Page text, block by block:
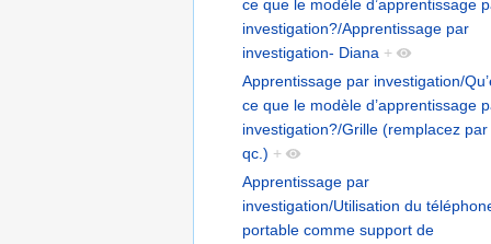
ce que le modèle d’apprentissage
investigation?/Apprentissage par
investigation- Diana +
Apprentissage par investigation/
ce que le modèle d’apprentissage
investigation?/Grille (remplacez par
qc.) +
Apprentissage par
investigation/Utilisation du
portable comme support de